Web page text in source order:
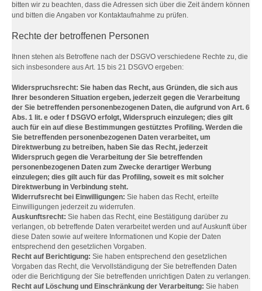
bitten wir zu beachten, dass die Adressen sich über die Zeit ändern können
und bitten die Angaben vor Kontaktaufnahme zu prüfen.
Rechte der betroffenen Personen
Ihnen stehen als Betroffene nach der DSGVO verschiedene Rechte zu, die
sich insbesondere aus Art. 15 bis 21 DSGVO ergeben:
Widerspruchsrecht: Sie haben das Recht, aus Gründen, die sich aus
Ihrer besonderen Situation ergeben, jederzeit gegen die Verarbeitung
der Sie betreffenden personenbezogenen Daten, die aufgrund von Art. 6
Abs. 1 lit. e oder f DSGVO erfolgt, Widerspruch einzulegen; dies gilt
auch für ein auf diese Bestimmungen gestütztes Profiling. Werden die
Sie betreffenden personenbezogenen Daten verarbeitet, um
Direktwerbung zu betreiben, haben Sie das Recht, jederzeit
Widerspruch gegen die Verarbeitung der Sie betreffenden
personenbezogenen Daten zum Zwecke derartiger Werbung
einzulegen; dies gilt auch für das Profiling, soweit es mit solcher
Direktwerbung in Verbindung steht.
Widerrufsrecht bei Einwilligungen: Sie haben das Recht, erteilte
Einwilligungen jederzeit zu widerrufen.
Auskunftsrecht: Sie haben das Recht, eine Bestätigung darüber zu
verlangen, ob betreffende Daten verarbeitet werden und auf Auskunft über
diese Daten sowie auf weitere Informationen und Kopie der Daten
entsprechend den gesetzlichen Vorgaben.
Recht auf Berichtigung: Sie haben entsprechend den gesetzlichen
Vorgaben das Recht, die Vervollständigung der Sie betreffenden Daten
oder die Berichtigung der Sie betreffenden unrichtigen Daten zu verlangen.
Recht auf Löschung und Einschränkung der Verarbeitung: Sie haben